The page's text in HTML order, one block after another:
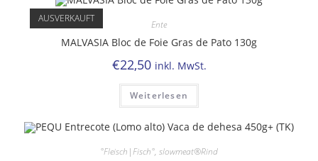
AUSVERKAUFT Ente
MALVASIA Bloc de Foie Gras de Pato 130g
€22,50 inkl. MwSt.
Weiterlesen
°Fleisch|Fisch°, slowmeat®Rind